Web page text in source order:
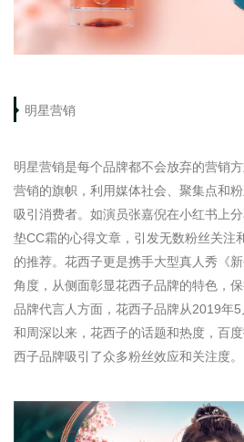
明星营销
明星营销是每个品牌都不会放弃的营销
营销的旗帜，利用媒体社会、聚集点和
吸引消费者。如演员张嘉倪在小红书上
垫CC霜的心得文章，引发无数粉丝关注
的推荐。花西子更是携手大型真人秀《
角度，从侧面彰显花西子品牌的特色，
品牌代言人方面，花西子品牌从2019年
和周深以来，花西子的话题和热度，百
西子品牌吸引了众多粉丝效应和关注度。